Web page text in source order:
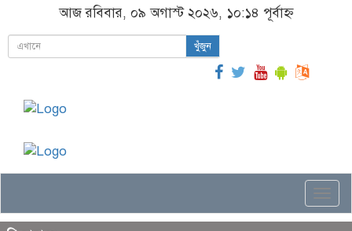
আজ রবিবার, ০৯ অগাস্ট ২০২৬, ১০:১৪ পূর্বাহ্ন
খুঁজুন